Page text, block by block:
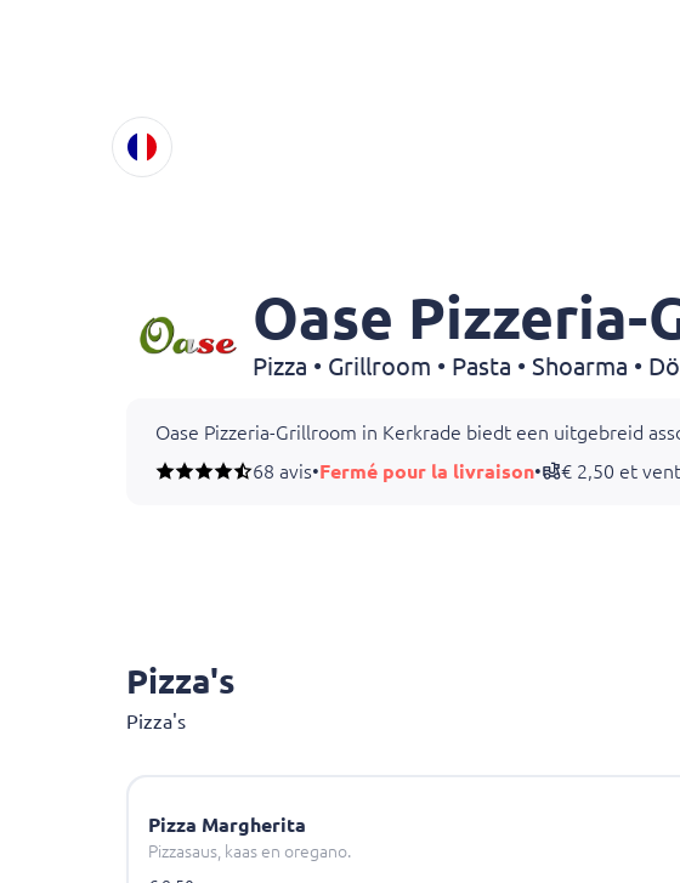
Oase Pizzeria-
Oase Pizzeria-Grillroom in Kerkrade biedt een uitgebreid
68 avis•Fermé pour la livraison• € 2,50 et
Pizza's
Pizza's
Pizza Margherita
Pizzasaus, kaas en oregano.